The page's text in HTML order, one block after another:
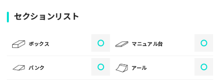
[text photo1alt placeholder "写真の解説※任意]
写真
セクションリスト
ボックス 〇 マニュアル台 〇
バンク 〇 アール 〇